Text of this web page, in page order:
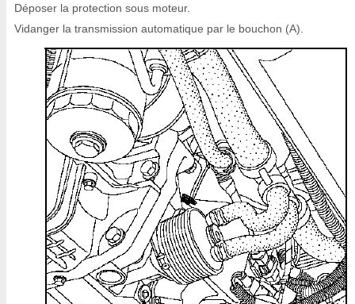
Déposer la protection sous moteur.
Vidanger la transmission automatique par le bouchon (A).